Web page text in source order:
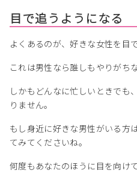
目で追うようになる
よくあるのが、好きな女性を目
これは男性なら誰しもやりがち
しかもどんなに忙しいときでも
りません。
もし身近に好きな男性がいる方
てみてくださいね。
何度もあなたのほうに目を向け